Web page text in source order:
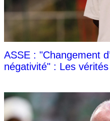
ASSE : "Changement
négativité" : Les